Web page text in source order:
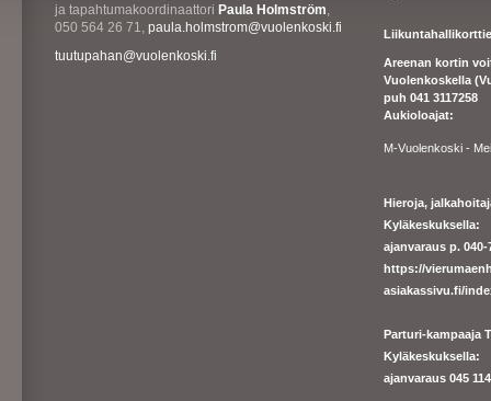
ja tapahtumakoordinaattori Paula Holmström,
050 564 26 71, paula.holmstrom@vuolenkoski.fi
tuutupahan@vuolenkoski.fi
Areenan kortin
Vuolenkoskella
puh 041 3117258
Aukioloajat:
M-Vuolenkoski -
Hieroja,
Kyläkeskuksella:
ajanvaraus p.
https://
asiakassivu.fi/
Parturi-kampaaja
Kyläkeskuksella:
ajanvaraus 045